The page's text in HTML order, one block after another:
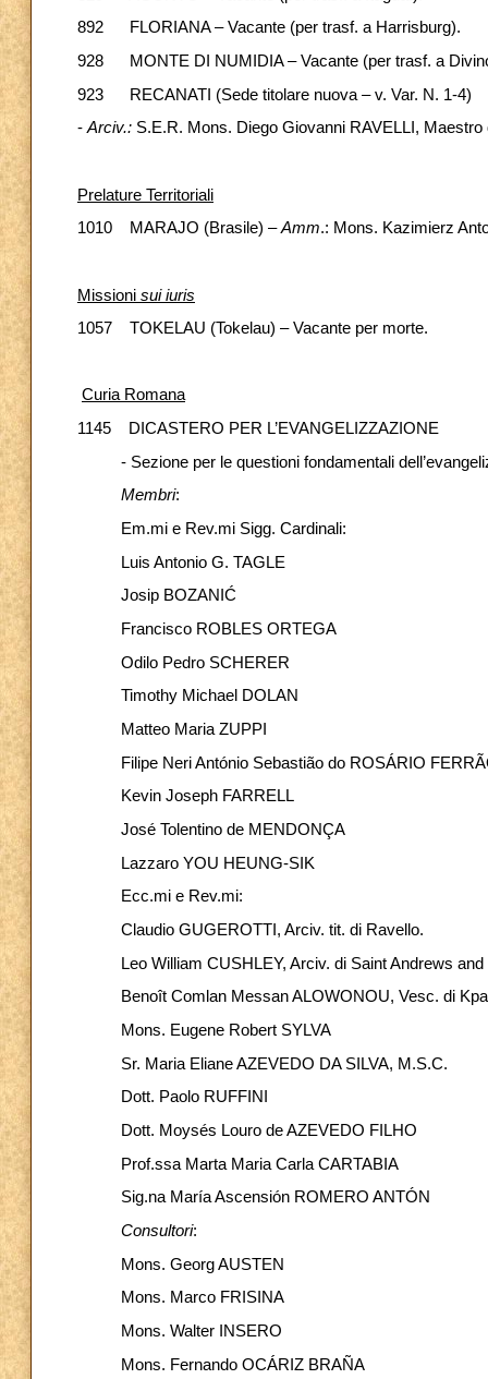
892 FLORIANA – Vacante (per trasf. a Harrisburg).
928 MONTE DI NUMIDIA – Vacante (per trasf. a
923 RECANATI (Sede titolare nuova – v. Var. N. 1-4)
-Arciv.: S.E.R. Mons. Diego Giovanni RAVELLI,
Prelature Territoriali
1010 MARAJO (Brasile) –Amm.: Mons. Kazimierz
Missioni sui iuris
1057 TOKELAU (Tokelau) – Vacante per morte.
Curia Romana
1145 DICASTERO PER L’EVANGELIZZAZIONE
- Sezione per le questioni fondamentali
Membri:
Em.mi e Rev.mi Sigg. Cardinali:
Luis Antonio G. TAGLE
Josip BOZANIĆ
Francisco ROBLES ORTEGA
Odilo Pedro SCHERER
Timothy Michael DOLAN
Matteo Maria ZUPPI
Filipe Neri António Sebastião do ROSÁRIO
Kevin Joseph FARRELL
José Tolentino
Lazzaro YOU HEUNG-SIK
Ecc.mi e Rev.mi:
Claudio GUGEROTTI, Arciv. tit. di Ravello.
Leo William CUSHLEY, Arciv. di Saint Andrews
Benoît Comlan Messan ALOWONOU, Vesc. di
Mons. Eugene Robert SYLVA
Sr. Maria Eliane AZEVEDO DA SILVA, M.S.C.
Dott. Paolo RUFFINI
Dott. Moysés Louro de AZEVEDO FILHO
Prof.ssa Marta Maria Carla CARTABIA
Sig.na María Ascensión ROMERO ANTÓN
Consultori:
Mons. Georg AUSTEN
Mons. Marco FRISINA
Mons. Walter INSERO
Mons. Fernando OCÁRIZ BRAÑA